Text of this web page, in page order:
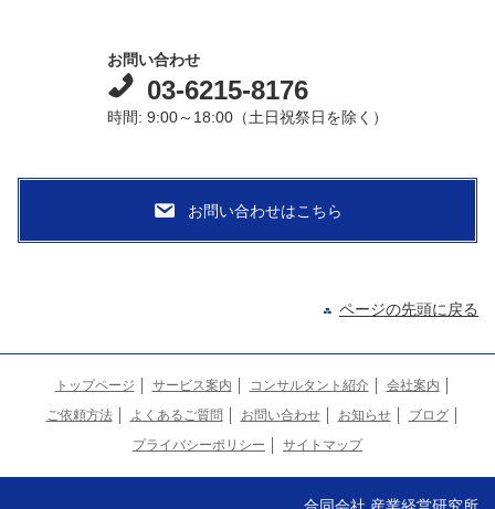
お問い合わせ
03-6215-8176
時間: 9:00～18:00（土日祝祭日を除く）
ページの先頭に戻る
トップページ サービス案内 コンサルタント紹介
会社案内
ご依頼方法
よくあるご質問 お問い合わせ お知らせ
ブログ
プライバシーポリシー
サイトマップ
合同会社 産業経営研究所